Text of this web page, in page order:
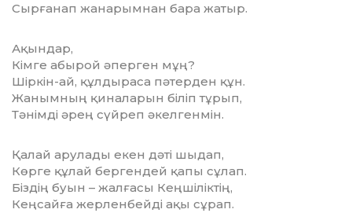
Сырғанап жанарымнан бара жатыр.
Ақындар,
Кімге абырой әперген мұң?
Шіркін-ай, құлдыраса пәтерден құн.
Жанымның қиналарын біліп тұрып,
Тәнімді әрең сүйреп әкелгенмін.
Қалай арулады екен дәті шыдап,
Көрге құлай бергендей қапы сұлап.
Біздің буын – жалғасы Кеңшіліктің,
Кеңсайға жерленбейді ақы сұрап.